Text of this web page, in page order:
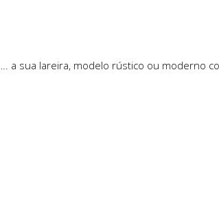
a sua lareira, modelo rústico ou moderno